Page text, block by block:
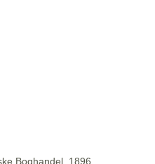
Boghandel, 1896